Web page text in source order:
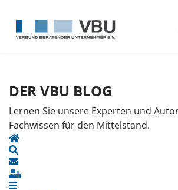
DER VBU BLOG
Lernen Sie unsere Experten und
Fachwissen für den Mittelstand.
HOME
UPDATES ABONNIEREN
SIGN IN